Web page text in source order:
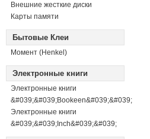
Внешние жесткие диски
Карты памяти
Бытовые Клеи
Момент (Henkel)
Электронные книги
Электронные книги
&#039;&#039;Bookeen&#039;&#039;
Электронные книги
&#039;&#039;Inch&#039;&#039;